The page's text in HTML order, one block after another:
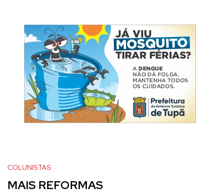
COLUNISTAS
MAIS REFORMAS